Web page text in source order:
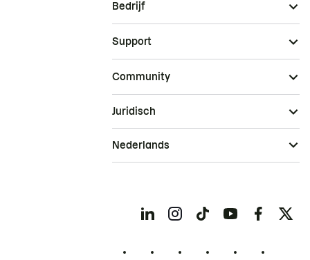
Bedrijf
Support
Community
Juridisch
Nederlands